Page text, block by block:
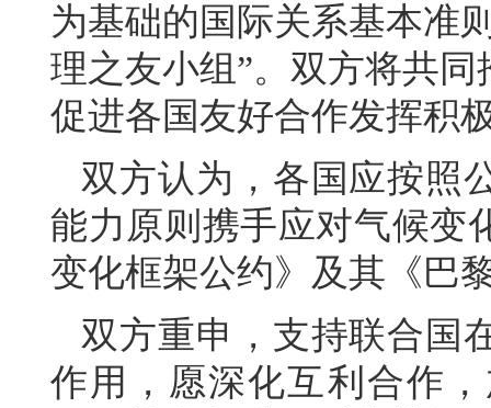
为基础的国际关系基本准
理之友小组”。双方将共
促进各国友好合作发挥积
双方认为，各国应按照
能力原则携手应对气候变
变化框架公约》及其《巴
双方重申，支持联合国
作用，愿深化互利合作